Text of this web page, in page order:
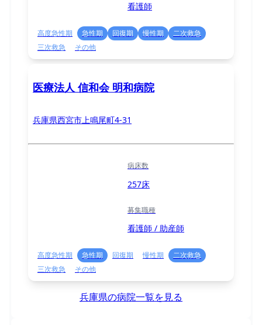
看護師
高度急性期 急性期 回復期 慢性期
二次救急
三次救急
その他
医療法人 信和会 明和病院
兵庫県西宮市上鳴尾町4-31
病床数
257床
募集職種
看護師 / 助産師
高度急性期 急性期 回復期 慢性期
二次救急
三次救急
その他
兵庫県の病院一覧を見る